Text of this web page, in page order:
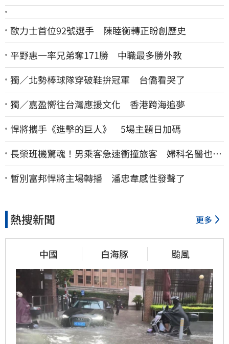
歐力士首位92號選手 陳睦衡轉正盼創歷史
平野惠一率兄弟奪171勝 中職最多勝外教
獨／北勢棒球隊穿破鞋拚冠軍 台僑看哭了
獨／嘉盈嚮往台灣應援文化 香港跨海追夢
悍將攜手《進擊的巨人》 5場主題日加碼
長榮班機驚魂！男乘客急速衝撞旅客 婦科名醫也掛
彩：全機卡半小時
暫別富邦悍將主場轉播 潘忠韋感性發聲了
熱搜新聞 更多
中國 白海豚 颱風